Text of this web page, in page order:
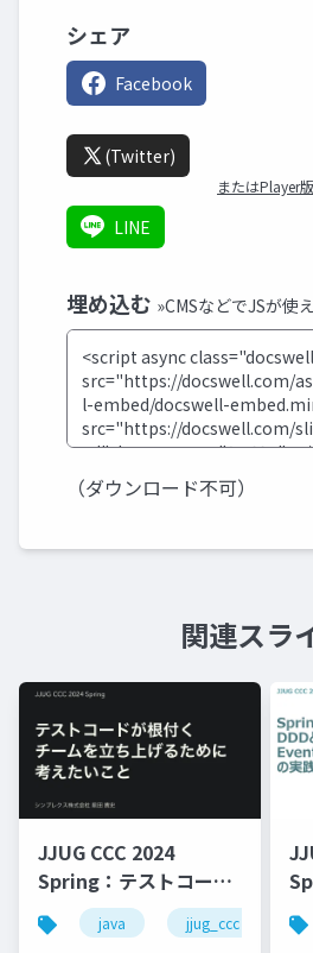
シェア
Facebook
(Twitter)
またはPlayer版
LINE
埋め込む »CMSなどでJSが使
（ダウンロード不可）
関連スラ
JJUG CCC 2024
Spring：テストコード
が根付くチームを立ち
上げるために考えたい
java jjug_ccc